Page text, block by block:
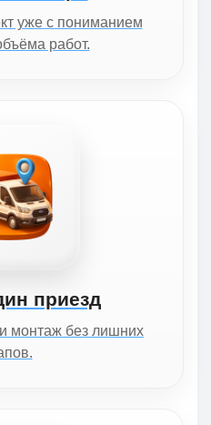
уже с пониманием
работ.
приезд
монтаж без лишних